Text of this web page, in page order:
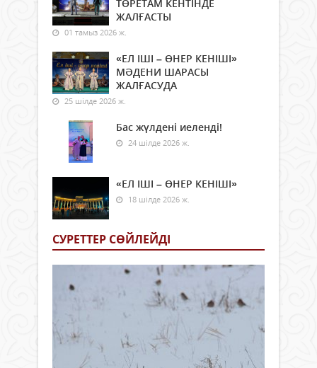
ТӨРЕТАМ КЕНТІНДЕ
ЖАЛҒАСТЫ
01 тамыз 2026 ж.
«ЕЛ ІШІ – ӨНЕР КЕНІШІ»
МӘДЕНИ ШАРАСЫ
ЖАЛҒАСУДА
25 шілде 2026 ж.
Бас жүлдені иеленді!
24 шілде 2026 ж.
«ЕЛ ІШІ – ӨНЕР КЕНІШІ»
18 шілде 2026 ж.
СУРЕТТЕР СӨЙЛЕЙДI